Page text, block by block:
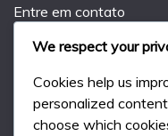
Entre em contato
Pesquisar
Search
We respect your
Cookies help us
personalized
choose which